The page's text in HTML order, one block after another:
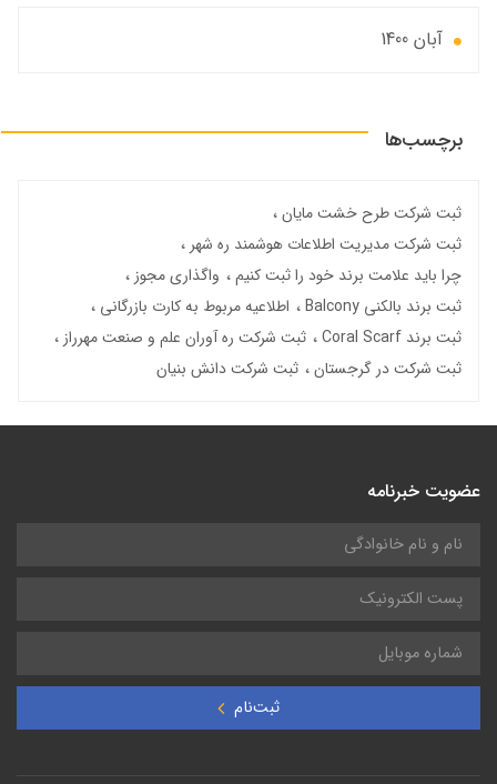
آبان 1400
برچسب‌ها
ثبت شرکت طرح خشت مایان
ثبت شرکت مدیریت اطلاعات هوشمند ره شهر
چرا باید علامت برند خود را ثبت کنیم
واگذاری مجوز
ثبت برند بالکنی Balcony
اطلاعیه مربوط به کارت بازرگانی
ثبت برند Coral Scarf
ثبت شرکت ره آوران علم و صنعت مهرراز
ثبت شرکت در گرجستان
ثبت شرکت دانش بنیان
عضویت خبرنامه
ثبت‌نام